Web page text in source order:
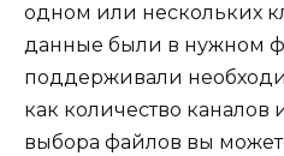
одном или нескольких
данные были в нужном
поддерживали
как количество каналов
выбора файлов вы